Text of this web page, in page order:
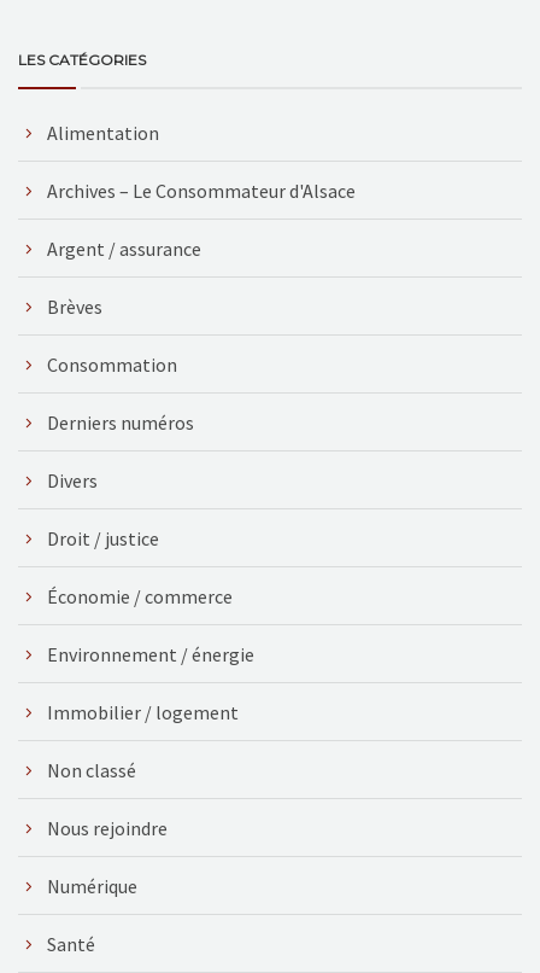
LES CATÉGORIES
Alimentation
Archives – Le Consommateur d'Alsace
Argent / assurance
Brèves
Consommation
Derniers numéros
Divers
Droit / justice
Économie / commerce
Environnement / énergie
Immobilier / logement
Non classé
Nous rejoindre
Numérique
Santé